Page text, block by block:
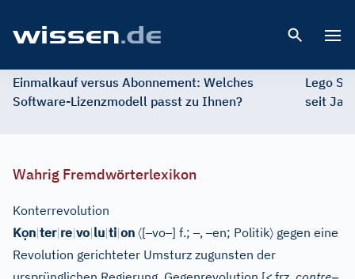
Einmalkauf versus Abonnement: Welches
Software-Lizenzmodell passt zu Ihnen?
Lego
seit
Wahrig Fremdwörterlexikon
Konterrevolution
Kọn|ter|re|vo|lu|ti|on 〈[–vo–] f.;–,–en; Politik〉 gegen eine
Revolution gerichteter Umsturz zugunsten der